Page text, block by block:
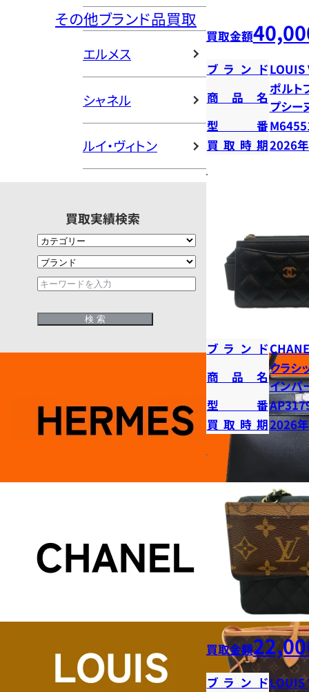
その他ブランド品買取
エルメス
シャネル
ルイ・ヴィトン
買取実績検索
買取金額
ブランドLOUIS
商品名
ポルト
プシー
型番
買取時期2026
ブランド
商品名
クラシ
インパ
型番
買取時期2026
買取金額
ブランドLOUIS